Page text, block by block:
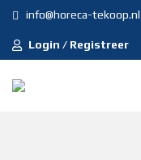
info@horeca-tekoop.nl
Login / Registreer